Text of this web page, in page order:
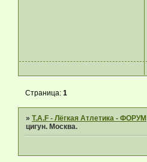
Страница:1
»T.A.F - Лёгкая Атлетика - ФОРУМ
цигун. Москва.